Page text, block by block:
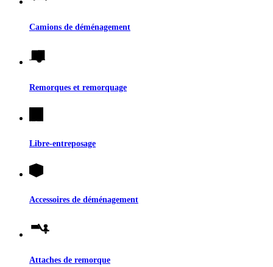
Camions de déménagement
Remorques et remorquage
Libre-entreposage
Accessoires de déménagement
Attaches de remorque